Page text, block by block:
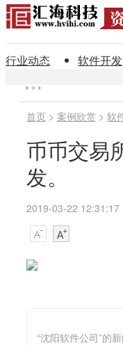
行业动态 软件开发
首页 > 案例欣赏 > 软
币币交易
发。
2019-03-22 12:31:17